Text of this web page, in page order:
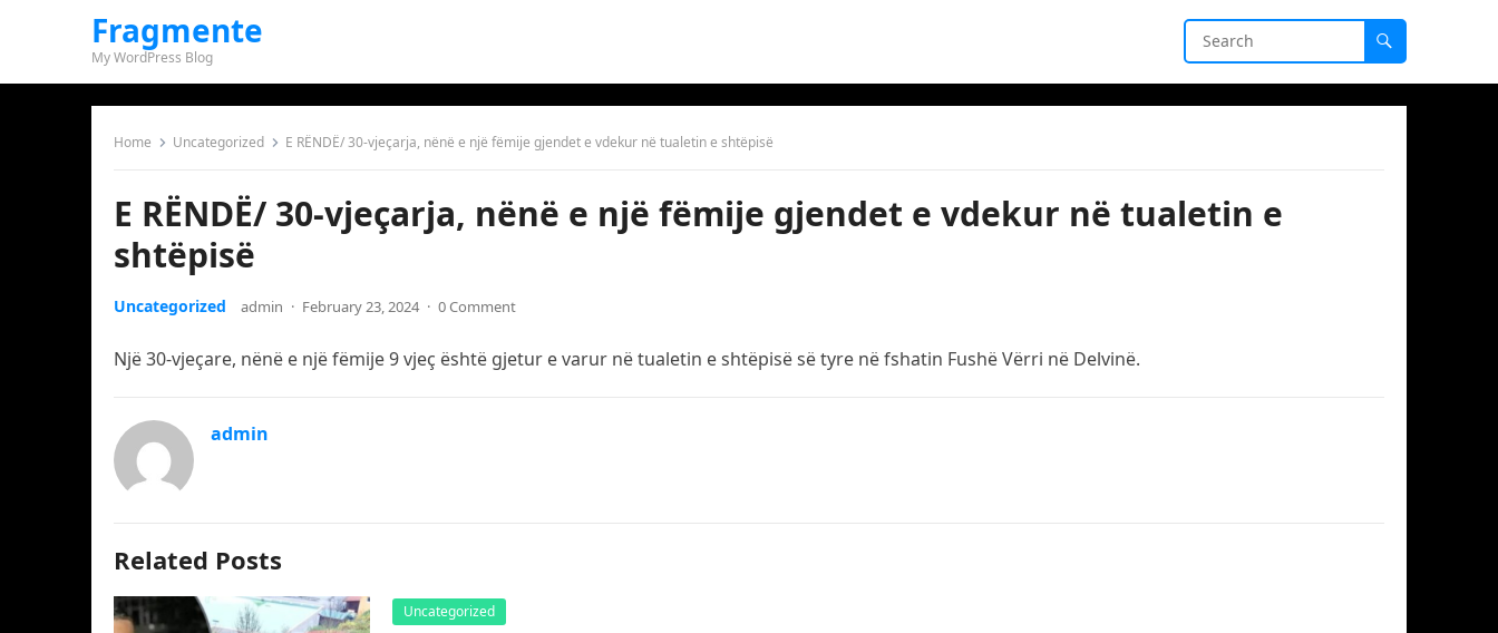
Fragmente
My WordPress Blog
Home Uncategorized E RËNDË/ 30-vjeçarja, nënë e një fëmije gjendet e vdekur në tualetin e shtëpisë
E RËNDË/ 30-vjeçarja, nënë e një fëmije gjendet e vdekur në tualetin e
shtëpisë
Uncategorized admin · February 23, 2024 · 0 Comment
Një 30-vjeçare, nënë e një fëmije 9 vjeç është gjetur e varur në tualetin e shtëpisë së tyre në fshatin Fushë Vërri në Delvinë.
admin
Related Posts
Uncategorized